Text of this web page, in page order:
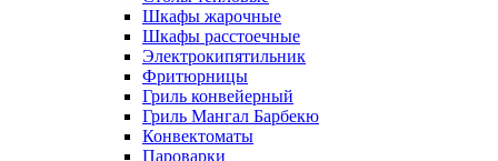
Шкафы жарочные
Шкафы расстоечные
Электрокипятильник
Фритюрницы
Гриль конвейерный
Гриль Мангал Барбекю
Конвектоматы
Пароварки